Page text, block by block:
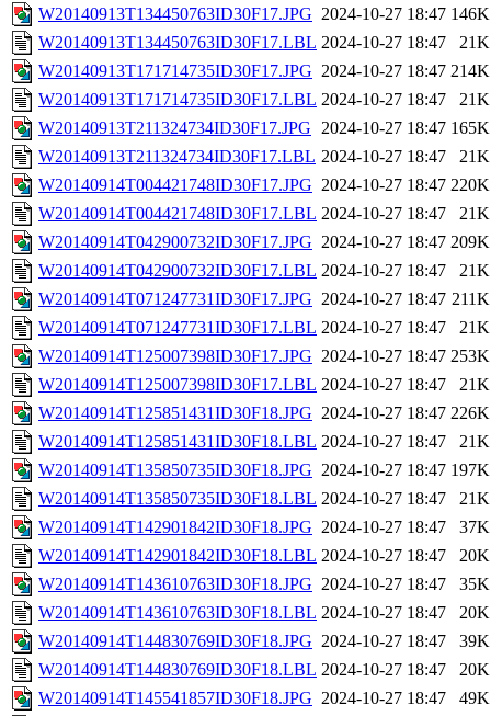
W20140913T134450763ID30F17.JPG 2024-10-27 18:47 146K
W20140913T134450763ID30F17.LBL 2024-10-27 18:47
21K
W20140913T171714735ID30F17.JPG 2024-10-27 18:47 214K
W20140913T171714735ID30F17.LBL 2024-10-27 18:47
21K
W20140913T211324734ID30F17.JPG 2024-10-27 18:47 165K
W20140913T211324734ID30F17.LBL 2024-10-27 18:47
21K
W20140914T004421748ID30F17.JPG 2024-10-27 18:47 220K
W20140914T004421748ID30F17.LBL 2024-10-27 18:47
21K
W20140914T042900732ID30F17.JPG 2024-10-27 18:47 209K
W20140914T042900732ID30F17.LBL 2024-10-27 18:47
21K
W20140914T071247731ID30F17.JPG 2024-10-27 18:47 211K
W20140914T071247731ID30F17.LBL 2024-10-27 18:47
21K
W20140914T125007398ID30F17.JPG 2024-10-27 18:47 253K
W20140914T125007398ID30F17.LBL 2024-10-27 18:47
21K
W20140914T125851431ID30F18.JPG 2024-10-27 18:47 226K
W20140914T125851431ID30F18.LBL 2024-10-27 18:47
21K
W20140914T135850735ID30F18.JPG 2024-10-27 18:47 197K
W20140914T135850735ID30F18.LBL 2024-10-27 18:47
21K
W20140914T142901842ID30F18.JPG 2024-10-27 18:47
37K
W20140914T142901842ID30F18.LBL 2024-10-27 18:47
20K
W20140914T143610763ID30F18.JPG 2024-10-27 18:47
35K
W20140914T143610763ID30F18.LBL 2024-10-27 18:47
20K
W20140914T144830769ID30F18.JPG 2024-10-27 18:47
39K
W20140914T144830769ID30F18.LBL 2024-10-27 18:47
20K
W20140914T145541857ID30F18.JPG 2024-10-27 18:47
49K